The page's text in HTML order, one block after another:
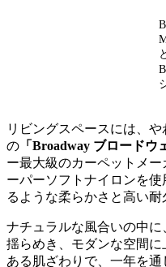
リビングスペースには、
の 「Broadway ブロードウ
ー最大級のカーペットメ
ーパーソフトナイロンを
るような柔らかさと高い耐
ナチュラルな風合いの中
揺らめき、モダンな空間
ある肌ざわりで、一年を通